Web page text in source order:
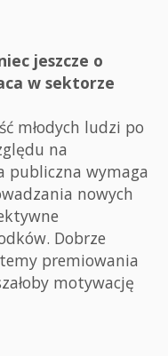
jeszcze o
w sektorze
młodych ludzi po
na
publiczna wymaga
nowych
Dobrze
premiowania
motywację